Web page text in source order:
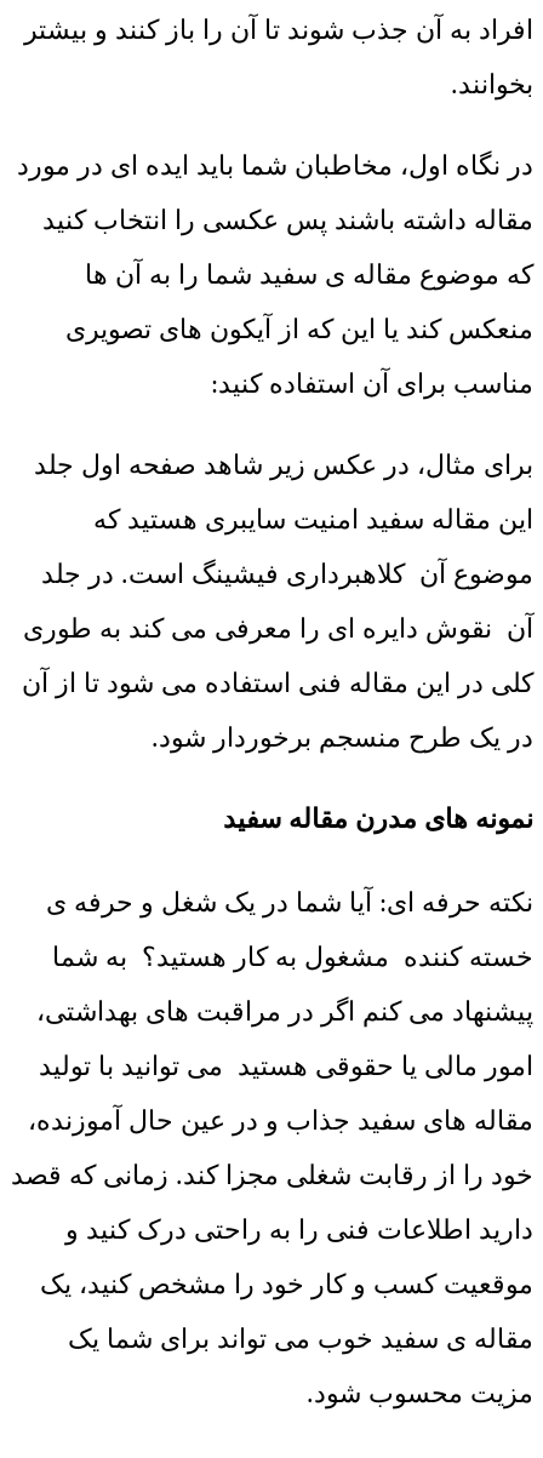
افراد به آن جذب شوند تا آن را باز کنند و بیشتر
بخوانند.
در نگاه اول، مخاطبان شما باید ایده ای در مورد
مقاله داشته باشند پس عکسی را انتخاب کنید
که موضوع مقاله ی سفید شما را به آن ها
منعکس کند یا این که از آیکون های تصویری
مناسب برای آن استفاده کنید:
برای مثال، در عکس زیر شاهد صفحه اول جلد
این مقاله سفید امنیت سایبری هستید که
موضوع آن کلاهبرداری فیشینگ است. در جلد
آن نقوش دایره ای را معرفی می کند به طوری
کلی در این مقاله فنی استفاده می شود تا از آن
در یک طرح منسجم برخوردار شود.
نمونه های مدرن مقاله سفید
نکته حرفه ای: آیا شما در یک شغل و حرفه ی
خسته کننده مشغول به کار هستید؟ به شما
پیشنهاد می کنم اگر در مراقبت های بهداشتی،
امور مالی یا حقوقی هستید می توانید با تولید
مقاله های سفید جذاب و در عین حال آموزنده،
خود را از رقابت شغلی مجزا کند. زمانی که قصد
دارید اطلاعات فنی را به راحتی درک کنید و
موقعیت کسب و کار خود را مشخص کنید، یک
مقاله ی سفید خوب می تواند برای شما یک
مزیت محسوب شود.